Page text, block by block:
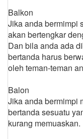
Balkon
Jika anda bermimpi
akan bertengkar
Dan bila anda ada
bertanda harus
oleh teman-teman
Balon
Jika anda bermimpi
bertanda sesuatu
kurang memuaskan.